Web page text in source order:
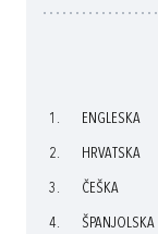
1. ENGLESKA
2. HRVATSKA
3. ČEŠKA
4. ŠPANJOLSKA